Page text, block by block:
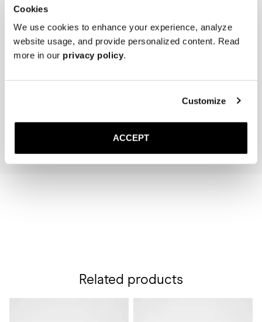
Cookies
We use cookies to enhance your experience, analyze
website usage, and provide personalized content. Read
more in our privacy policy.
Customize
ACCEPT
Related products